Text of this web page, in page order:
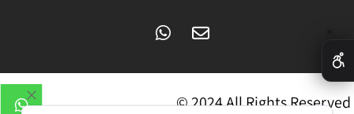
© 2024 All Rights Reserved